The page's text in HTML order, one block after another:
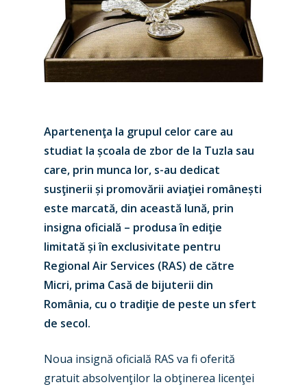
Apartenenţa la grupul celor care au
studiat la școala de zbor de la Tuzla sau
care, prin munca lor, s-au dedicat
susţinerii și promovării aviaţiei românești
este marcată, din această lună, prin
insigna oficială – produsa în ediţie
limitată și în exclusivitate pentru
Regional Air Services (RAS) de către
Micri, prima Casă de bijuterii din
România, cu o tradiţie de peste un sfert
de secol.
Noua insignă oficială RAS va fi oferită
gratuit absolvenţilor la obţinerea licenţei